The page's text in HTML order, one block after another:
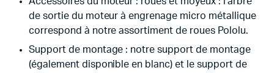
de sortie du moteur à engrenage micro métallique
correspond à notre assortiment de roues Pololu.
Support de montage : notre support de montage
(également disponible en blanc) et le support de